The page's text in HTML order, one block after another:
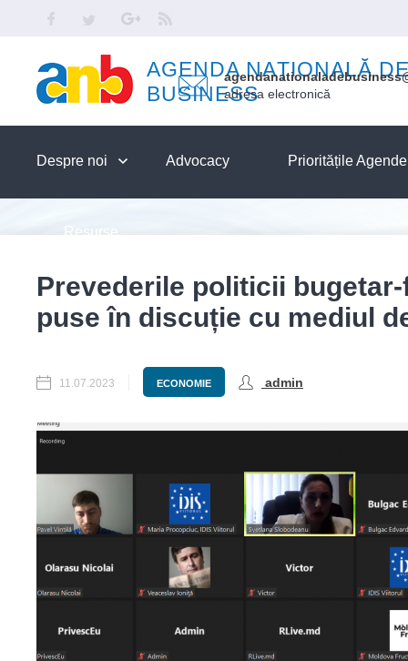
Facebook
Twitter Google
AGENDA NAȚIONALĂ
BUSINESSadresa electronică
Despre noi Advocacy Prioritățile
Resurse
Prevederile politicii
puse în discuție cu mediul
11.07.2023 ECONOMIE admin